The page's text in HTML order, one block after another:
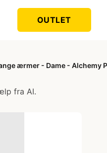
OUTLET
ærmer - Dame - Alchemy
fra AI.